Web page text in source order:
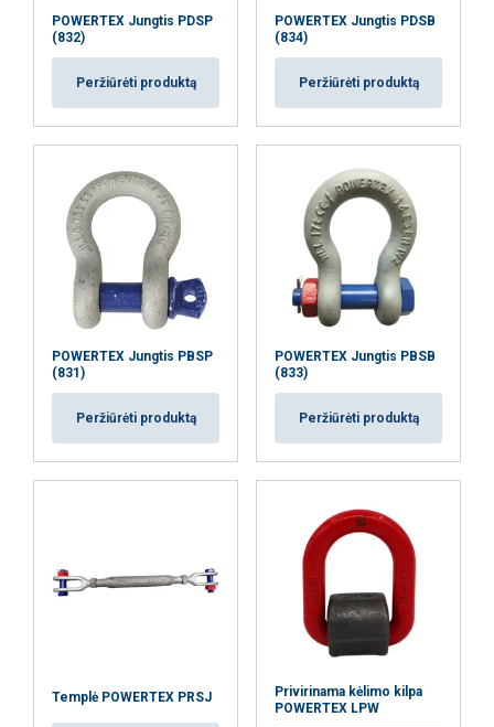
POWERTEX Jungtis PDSP
(832)
Peržiūrėti produktą
POWERTEX Jungtis PDSB
(834)
Peržiūrėti produktą
POWERTEX Jungtis PBSP
(831)
Peržiūrėti produktą
POWERTEX Jungtis PBSB
(833)
Peržiūrėti produktą
Templė POWERTEX PRSJ
Privirinama kėlimo kilpa
POWERTEX LPW
LITHUANIAN
ENGLISH TRANSLATION
Ši svetainė naudoja slapukus
Naudojame slapukus siekdami
suasmeninti turinį, skelbimus ir analizuoti
srautą. Taip pat dalijamės informacija apie
jūsų naudojimąsi mūsų svetaine su mūsų
reklamos ir analizės partneriais, kurie gali
pateikėte arba kurią jie surinko, kai
naudojatės jų paslaugomis. Privatumo
politika
Funkciniai Neklasifikuojami
AŠ SUTINKU